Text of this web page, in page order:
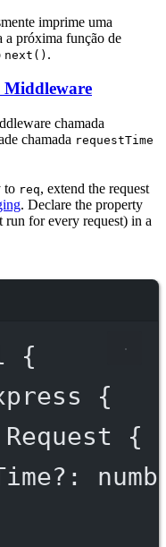
imprime uma
a próxima função de
next() .
Middleware
chamada
chamada requestTime
to req, extend the request
. Declare the property
run for every request) in a
{
{
Request {
?: